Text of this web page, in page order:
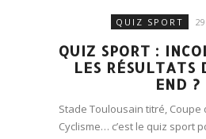
QUIZ SPORT
QUIZ SPORT :
LES RÉSULTATS
END ?
Stade Toulousain titré, Coupe
Cyclisme… c’est le quiz sport